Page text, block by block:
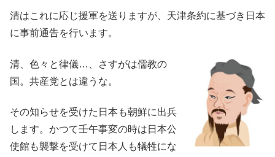
清はこれに応じ援軍を送りますが、天津条約に基づき日本
に事前通告を行います。
清、色々と律儀…、さすがは儒教の
国。共産党とは違うな。
その知らせを受けた日本も朝鮮に出兵
します。かつて壬午事変の時は日本公
使館も襲撃を受けて日本人も犠牲にな